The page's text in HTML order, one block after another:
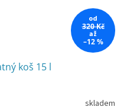
od
320 Kč
až
–12 %
koš 15 l
skladem